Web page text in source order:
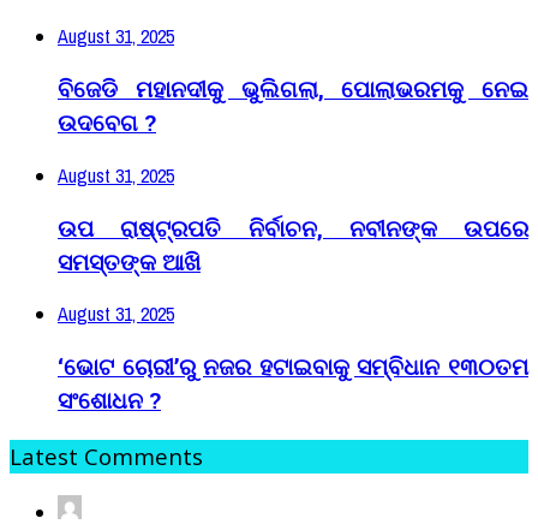
August 31, 2025
ବିଜେଡି ମହାନଦୀକୁ ଭୁଲିଗଲା, ପୋଲାଭରମକୁ ନେଇ
ଉଦବେଗ ?
August 31, 2025
ଉପ ରାଷ୍ଟ୍ରପତି ନିର୍ବାଚନ, ନବୀନଙ୍କ ଉପରେ
ସମସ୍ତଙ୍କ ଆଖି
August 31, 2025
‘ଭୋଟ ଚୋରୀ’ରୁ ନଜର ହଟାଇବାକୁ ସମ୍ବିଧାନ ୧୩୦ତମ
ସଂଶୋଧନ ?
Latest Comments